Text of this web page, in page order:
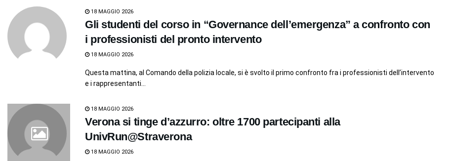
18 MAGGIO 2026
Gli studenti del corso in “Governance dell’emergenza” a confronto con
i professionisti del pronto intervento
18 MAGGIO 2026
Questa mattina, al Comando della polizia locale, si è svolto il primo confronto fra i professionisti dell’intervento
e i rappresentanti...
18 MAGGIO 2026
Verona si tinge d’azzurro: oltre 1700 partecipanti alla
UnivRun@Straverona
18 MAGGIO 2026